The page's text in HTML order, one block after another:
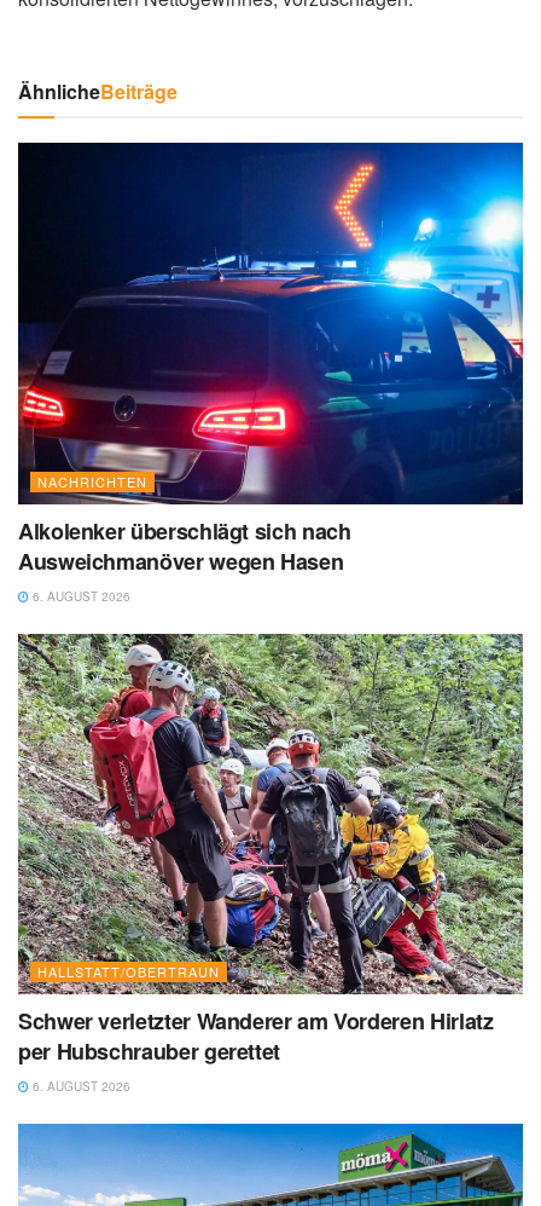
ÄhnlicheBeiträge
NACHRICHTEN
Alkolenker überschlägt sich nach
Ausweichmanöver wegen Hasen
6. AUGUST 2026
HALLSTATT/OBERTRAUN
Schwer verletzter Wanderer am Vorderen Hirlatz
per Hubschrauber gerettet
6. AUGUST 2026